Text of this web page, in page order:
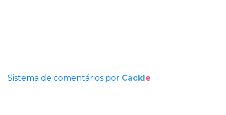
Sistema de comentários por Cackle